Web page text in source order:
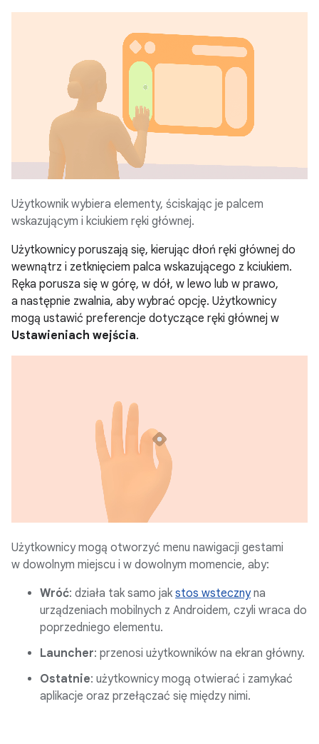
Użytkownik wybiera elementy, ściskając je palcem
wskazującym i kciukiem ręki głównej.
Użytkownicy poruszają się, kierując dłoń ręki głównej do
wewnątrz i zetknięciem palca wskazującego z kciukiem.
Ręka porusza się w górę, w dół, w lewo lub w prawo,
a następnie zwalnia, aby wybrać opcję. Użytkownicy
mogą ustawić preferencje dotyczące ręki głównej w
Ustawieniach wejścia.
Użytkownicy mogą otworzyć menu nawigacji gestami
w dowolnym miejscu i w dowolnym momencie, aby:
Wróć: działa tak samo jak stos wstecznyna
urządzeniach mobilnych z Androidem, czyli wraca do
poprzedniego elementu.
Launcher: przenosi użytkowników na ekran główny.
Ostatnie: użytkownicy mogą otwierać i zamykać
aplikacje oraz przełączać się między nimi.